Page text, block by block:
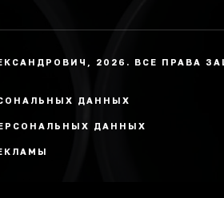
2026. ВСЕ ПРАВА
ДАННЫХ
ДАННЫХ